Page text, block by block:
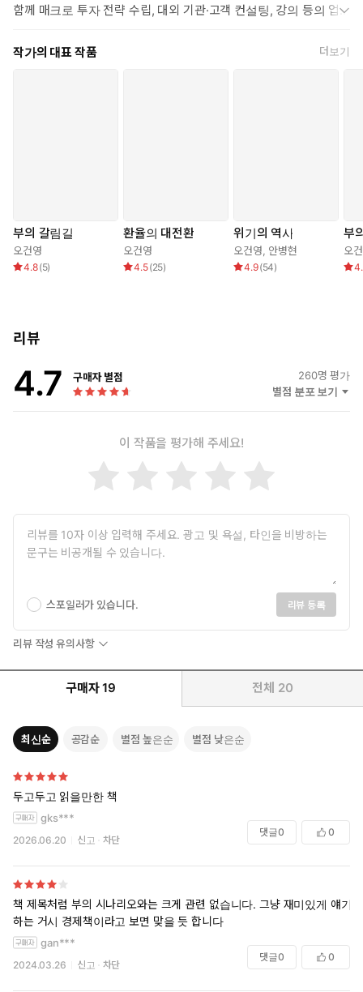
함께 매크로 투자 전략 수립, 대외 기관·고객 컨설팅, 강의 등의 업무
제 일타강사’ 등으로 불리며 200만 구독자의 굳건한 사랑을 받고 있
다. 현업에서 단단하게 다져진 글로벌 마켓 인사이트와 친절한 설명
로 3년 경제전쟁의 미래』가 있다. 서강대학교 사회과학부와 미국
에모리 대학교 고이주에타 경영대학원(Goizueta Business Schoo
l)을 졸업했으며 미국 공인회계사 (AICPA) 등 다수의 금융 관련 자격
작가의 대표 작품 더보기
부의 갈림길
오건영
4.8(5)
환율의 대전환
오건영
4.5(25)
위기의 역사
오건영, 안병현
4.9(54)
부
오
리뷰
4.7 구매자 별점 260명 평가
별점 분포 보기
이 작품을 평가해 주세요!
스포일러가 있습니다. 리뷰 등록
리뷰 작성 유의사항
구매자 19 전체 20
최신순 공감순 별점 높은순 별점 낮은순
두고두고 읽을만한 책
gks***
2026.06.20 신고 차단
댓글0 0
책 제목처럼 부의 시나리오와는 크게 관련 없습니다. 그냥 재미있게 얘기
하는 거시 경제책이라고 보면 맞을 듯 합니다
gan***
2024.03.26 신고 차단
댓글0 0